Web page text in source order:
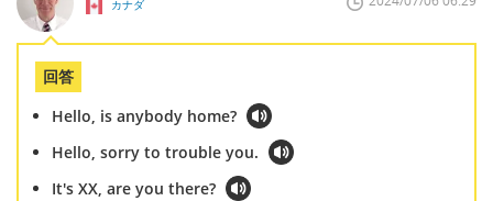
カナダ
回答
Hello, is anybody home?
Hello, sorry to trouble you.
It's XX, are you there?